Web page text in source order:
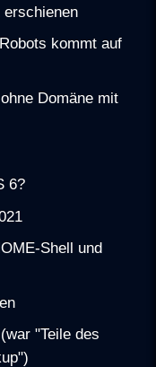
erschienen
kommt auf
Domäne mit
6?
Shell und
"Teile des